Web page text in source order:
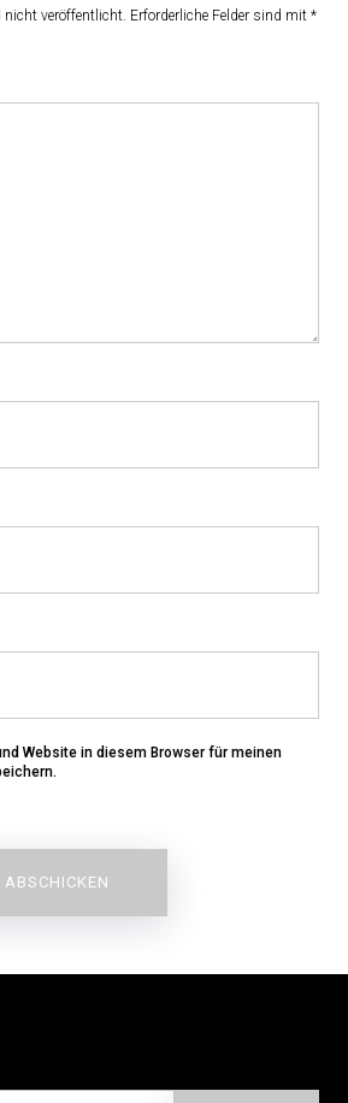
nicht veröffentlicht. Erforderliche Felder sind mit *
Website in diesem Browser für meinen